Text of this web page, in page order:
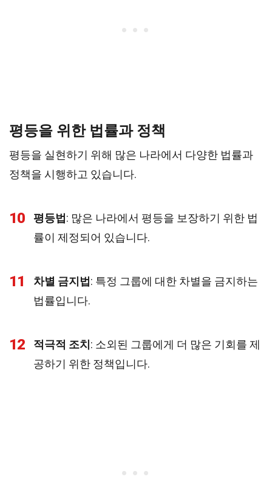
평등을 위한 법률과 정책
평등을 실현하기 위해 많은 나라에서 다양한 법률과
정책을 시행하고 있습니다.
10 평등법 : 많은 나라에서 평등을 보장하기 위한 법
률이 제정되어 있습니다.
11 차별 금지법 : 특정 그룹에 대한 차별을 금지하는
법률입니다.
12 적극적 조치 : 소외된 그룹에게 더 많은 기회를 제
공하기 위한 정책입니다.